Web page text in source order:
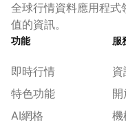
全球行情資料應用程式
值的資訊。
功能
即時行情
特色功能
AI網格
服
資
開
機